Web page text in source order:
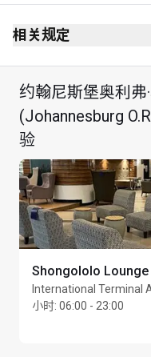
相关规定
约翰尼斯堡奥利弗
(Johannesburg
验
Shongololo Lounge
International Terminal
小时: 06:00 - 23:00